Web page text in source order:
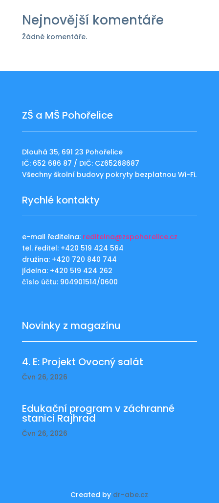
Nejnovější komentáře
Žádné komentáře.
ZŠ a MŠ Pohořelice
Dlouhá 35, 691 23 Pohořelice
IČ: 652 686 87 / DIČ: CZ65268687
Všechny školní budovy pokryty bezplatnou Wi-Fi.
Rychlé kontakty
e-mail ředitelna: reditelna@zspohorelice.cz
tel. ředitel: +420 519 424 564
družina: +420 720 840 744
jídelna: +420 519 424 262
číslo účtu: 904901514/0600
Novinky z magazínu
4. E: Projekt Ovocný salát
Čvn 26, 2026
Edukační program v záchranné
stanici Rajhrad
Čvn 26, 2026
Created by dr-abe.cz